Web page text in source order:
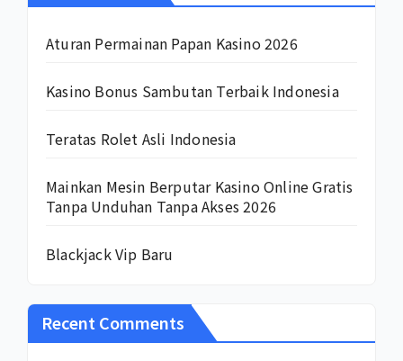
Aturan Permainan Papan Kasino 2026
Kasino Bonus Sambutan Terbaik Indonesia
Teratas Rolet Asli Indonesia
Mainkan Mesin Berputar Kasino Online Gratis
Tanpa Unduhan Tanpa Akses 2026
Blackjack Vip Baru
Recent Comments